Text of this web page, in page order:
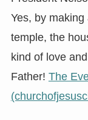
Yes, by
temple, the
kind of love
Father! The